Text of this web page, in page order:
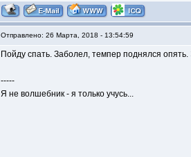
Отправлено: 26 Марта, 2018 - 13:54:59
Пойду спать. Заболел, темпер поднялся опять.
-----
Я не волшебник - я только учусь...